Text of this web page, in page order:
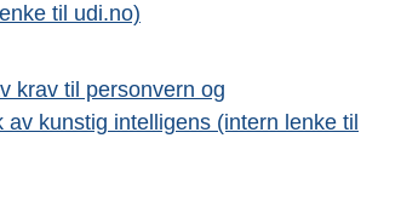
til udi.no)
krav til personvern og
kunstig intelligens (intern lenke til